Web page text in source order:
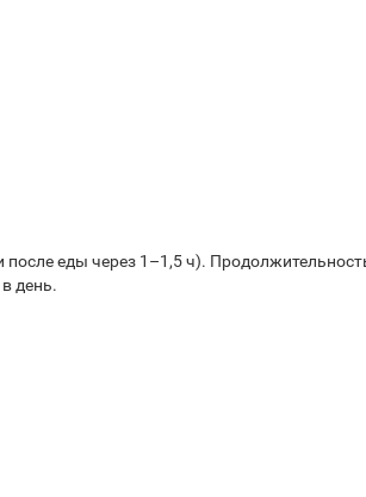
еды через 1–1,5 ч).
день.